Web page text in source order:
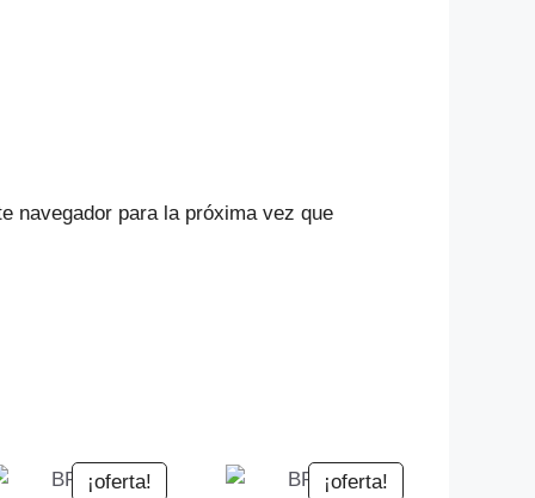
navegador para la próxima vez que
¡oferta! ¡oferta!